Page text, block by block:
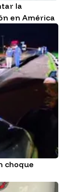
la
en América
choque